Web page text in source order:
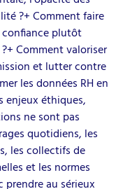
?+ Comment faire
confiance plutôt
Comment valoriser
et lutter contre
les données RH en
enjeux éthiques,
ne sont pas
quotidiens, les
les collectifs de
et les normes
prendre au sérieux